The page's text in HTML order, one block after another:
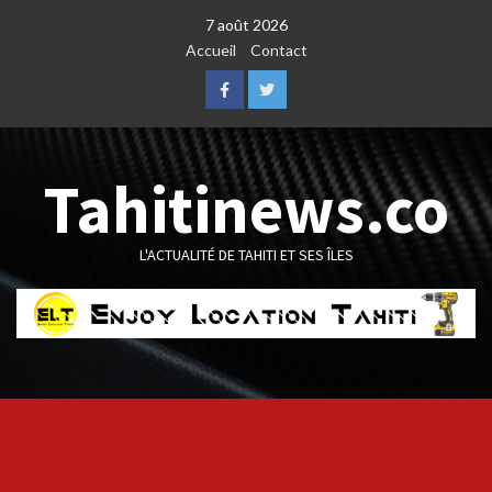
7 août 2026
Accueil
Contact
FacebookTwitter
Tahitinews.co
L'ACTUALITÉ DE TAHITI ET SES ÎLES